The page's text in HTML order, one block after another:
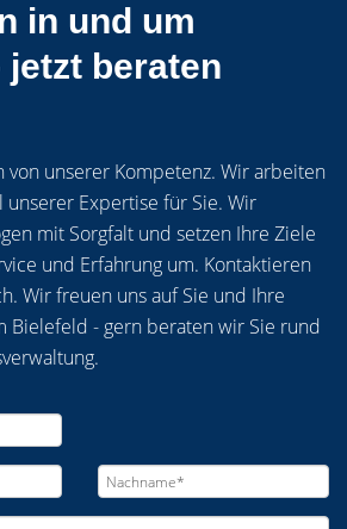
in und um
jetzt beraten
von unserer Kompetenz. Wir arbeiten
Expertise für Sie. Wir
mit Sorgfalt und setzen Ihre Ziele
und Erfahrung um. Kontaktieren
Wir freuen uns auf Sie und Ihre
Bielefeld - gern beraten wir Sie rund